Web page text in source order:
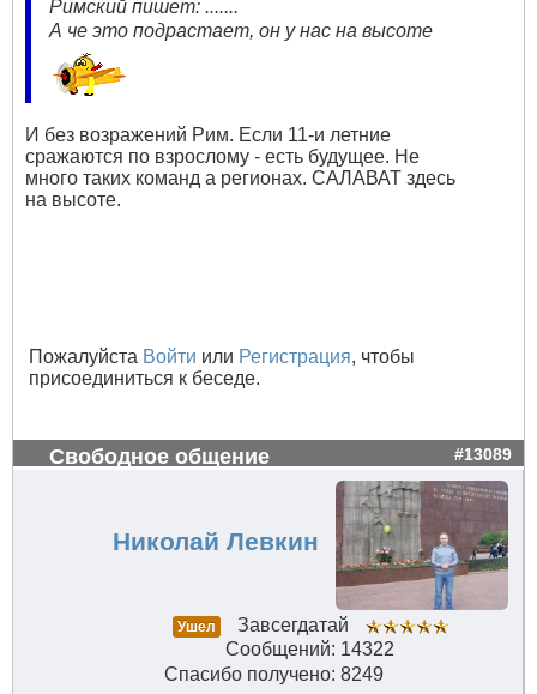
Римский пишет: .......
А че это подрастает, он у нас на высоте
И без возражений Рим. Если 11-и летние
сражаются по взрослому - есть будущее. Не
много таких команд а регионах. САЛАВАТ здесь
на высоте.
Пожалуйста Войти или Регистрация, чтобы
присоединиться к беседе.
Свободное общение #13089
Николай Левкин
Ушел
Завсегдатай
Сообщений: 14322
Спасибо получено: 8249